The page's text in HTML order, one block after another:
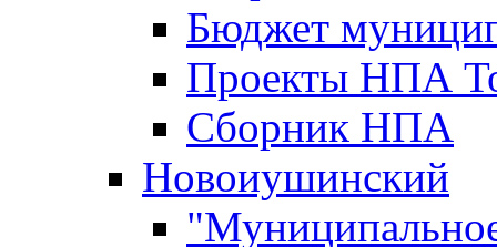
Бюджет
Проекты НПА
Сборник НПА
Новоиушинский